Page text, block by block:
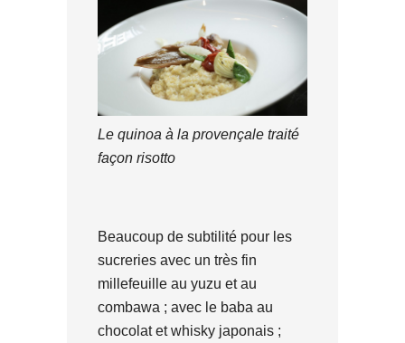
Le quinoa à la provençale traité
façon risotto
Beaucoup de subtilité pour les
sucreries avec un très fin
millefeuille au yuzu et au
combawa ; avec le baba au
chocolat et whisky japonais ;